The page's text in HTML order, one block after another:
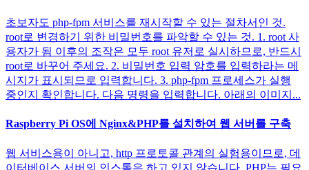
초보자도 php-fpm 서비스를 재시작할 수 있는 절차서인 것.
root로 변경하기 위한 비밀번호를 파악할 수 있는 것. 1. root 사
용자가 됨 이후의 조작은 모두 root 유저로 실시하므로, 반드시
root로 바꾸어 주세요. 2. 비밀번호 입력 암호를 입력하라는 메
시지가 표시되므로 입력합니다. 3. php-fpm 프로세스가 실행
중인지 확인합니다. 다음 명령을 입력합니다. 아래의 이미지...
Raspberry Pi OS에 Nginx&PHP를 설치하여 웹 서버를 구축
웹 서비스용이 아니고, http 프로토콜 관계의 실험용이므로, 데
이터베이스 서버의 인스톨은 하고 있지 않습니다. PHP는 필요